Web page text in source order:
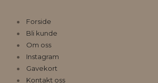
Forside
Bli kunde
Om oss
Instagram
Gavekort
Kontakt oss